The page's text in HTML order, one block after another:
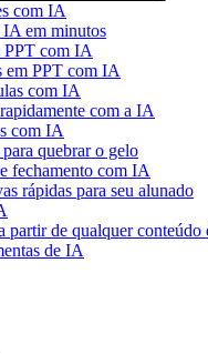
com IA
IA em minutos
PPT com IA
em PPT com IA
com IA
com a IA
com IA
quebrar o gelo
fechamento com IA
rápidas para seu alunado
partir de qualquer conteúdo
de IA